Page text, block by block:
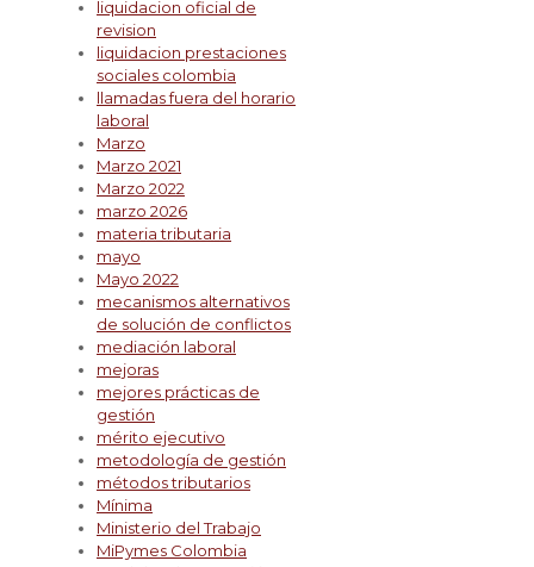
liquidacion oficial de
revision
liquidacion prestaciones
sociales colombia
llamadas fuera del horario
laboral
Marzo
Marzo 2021
Marzo 2022
marzo 2026
materia tributaria
mayo
Mayo 2022
mecanismos alternativos
de solución de conflictos
mediación laboral
mejoras
mejores prácticas de
gestión
mérito ejecutivo
metodología de gestión
métodos tributarios
Mínima
Ministerio del Trabajo
MiPymes Colombia